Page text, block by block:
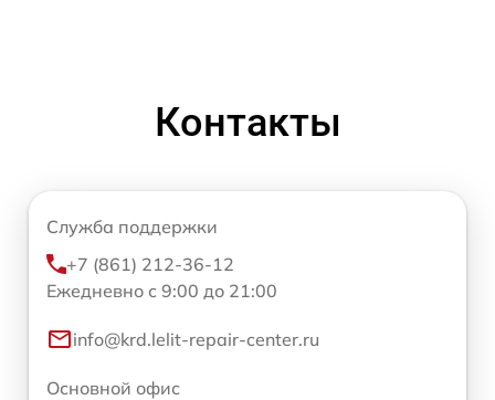
Контакты
Служба поддержки
+7 (861) 212-36-12
Ежедневно с 9:00 до 21:00
info@krd.lelit-repair-center.ru
Основной офис